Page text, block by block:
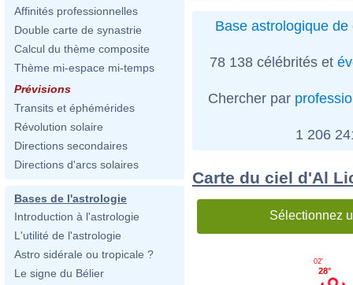
Affinités professionnelles
Double carte de synastrie
Calcul du thème composite
Thème mi-espace mi-temps
Prévisions
Transits et éphémérides
Révolution solaire
Directions secondaires
Directions d'arcs solaires
Bases de l'astrologie
Introduction à l'astrologie
L'utilité de l'astrologie
Astro sidérale ou tropicale ?
Le signe du Bélier
Base astrologique de
78 138 célébrités et
Chercher par
1 206
Carte du ciel d'Al
Sélectionnez
28°
02'